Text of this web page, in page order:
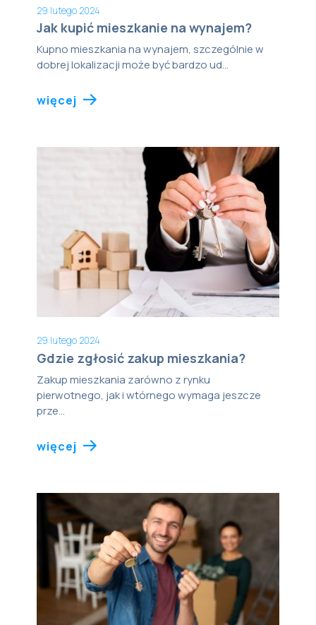
29 lutego 2024
Jak kupić mieszkanie na wynajem?
Kupno mieszkania na wynajem, szczególnie w
dobrej lokalizacji może być bardzo ud...
więcej
29 lutego 2024
Gdzie zgłosić zakup mieszkania?
Zakup mieszkania zarówno z rynku
pierwotnego, jak i wtórnego wymaga jeszcze
prze...
więcej